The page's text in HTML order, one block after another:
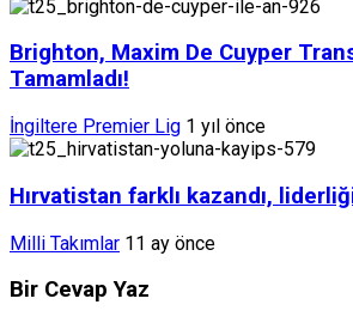
Brighton, Maxim De Cuyper
Tamamladı!
İngiltere Premier Lig 1 yıl önce
Hırvatistan farklı kazandı,
Milli Takımlar 11 ay önce
Bir Cevap Yaz